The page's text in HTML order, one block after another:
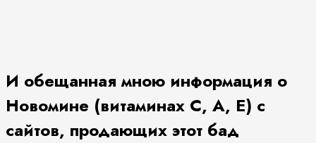
И обещанная мною информация о
Новомине (витаминах С, А, Е) с
сайтов, продающих этот бад